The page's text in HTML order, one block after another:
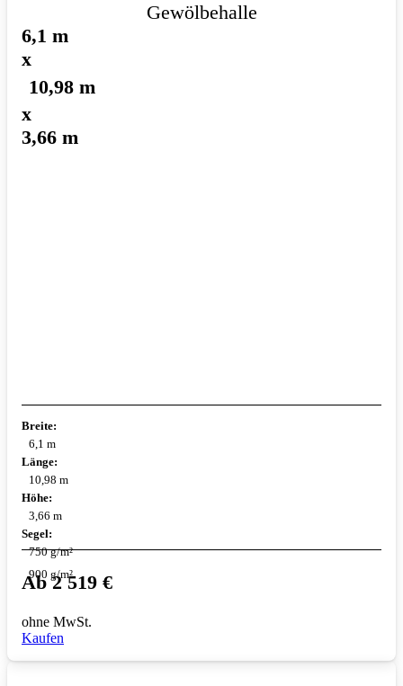
Gewölbehalle
6,1 m
x
10,98 m
x
3,66 m
Breite:
6,1 m
Länge:
10,98 m
Höhe:
3,66 m
Segel:
750 g/m²
900 g/m²
Ab2 519 €
ohne MwSt.
Kaufen